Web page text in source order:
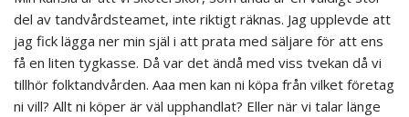
del av tandvårdsteamet, inte riktigt räknas. Jag upplevde att
jag fick lägga ner min själ i att prata med säljare för att ens
få en liten tygkasse. Då var det ändå med viss tvekan då vi
tillhör folktandvården. Aaa men kan ni köpa från vilket företag
ni vill? Allt ni köper är väl upphandlat? Eller när vi talar länge